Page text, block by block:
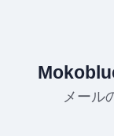
メール